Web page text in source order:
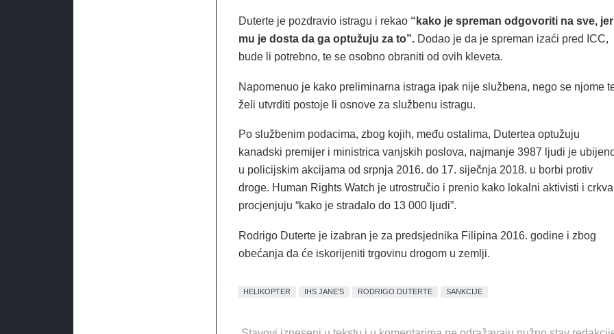
Duterte je pozdravio istragu i rekao “kako je spreman odgovoriti na sve, jer
mu je dosta da ga optužuju za to”.Dodao je da je spreman izaći pred ICC,
bude li potrebno, te se osobno obraniti od ovih kleveta.
Napomenuo je kako preliminarna istraga ipak nije službena, nego se njome
želi utvrditi postoje li osnove za službenu istragu.
Po službenim podacima, zbog kojih, među ostalima, Dutertea optužuju
kanadski premijer i ministrica vanjskih poslova, najmanje 3987 ljudi je
u policijskim akcijama od srpnja 2016. do 17. siječnja 2018. u borbi protiv
droge. Human Rights Watch je utrostručio i prenio kako lokalni aktivisti i crkva
procjenjuju “kako je stradalo do 13 000 ljudi”.
Rodrigo Duterte je izabran je za predsjednika Filipina 2016. godine i zbog
obećanja da će iskorijeniti trgovinu drogom u zemlji.
HELIKOPTER IHS JANE’S RODRIGO DUTERTE SANKCIJE